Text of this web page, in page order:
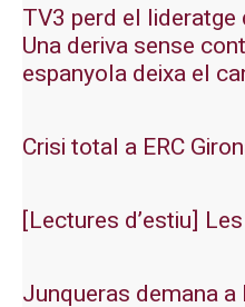
TV3 perd el
Una deriva sense
espanyola deixa el
Crisi total a ERC
[Lectures d’estiu]
Junqueras demana a